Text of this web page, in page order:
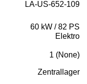
LA-US-652-109
60 kW / 82 PS
Elektro
1 (None)
Zentrallager